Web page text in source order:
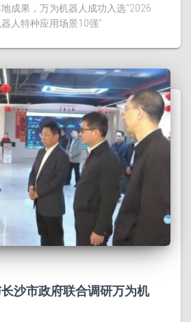
成果，万为机器人成功入选“2026
人特种应用场景10强”
沙市政府联合调研万为机